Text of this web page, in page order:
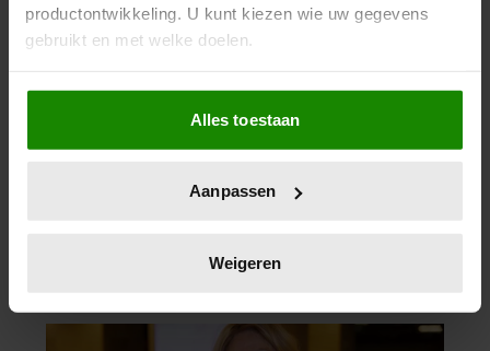
productontwikkeling. U kunt kiezen wie uw gegevens
gebruikt en met welke doelen.
Als u het toestaat, willen we ook graag:
Informatie verzamelen over uw geografische
locatie, die tot een paar meter nauwkeurig kan zijn
scannen op specifieke eigenschappen (fingerprinting)
verwerkt en stel uw voorkeuren in het
intrekken in de Cookieverklaring.
Alles toestaan
Aanpassen
Weigeren